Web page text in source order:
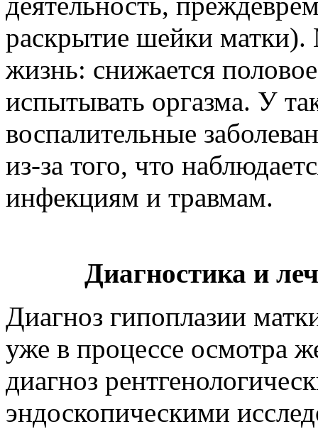
раскрытие шейки матки).
жизнь: снижается
испытывать оргазма. У
воспалительные
из-за того, что
инфекциям и травмам.
Диагностика и
Диагноз гипоплазии
уже в процессе осмотра
диагноз
эндоскопическими